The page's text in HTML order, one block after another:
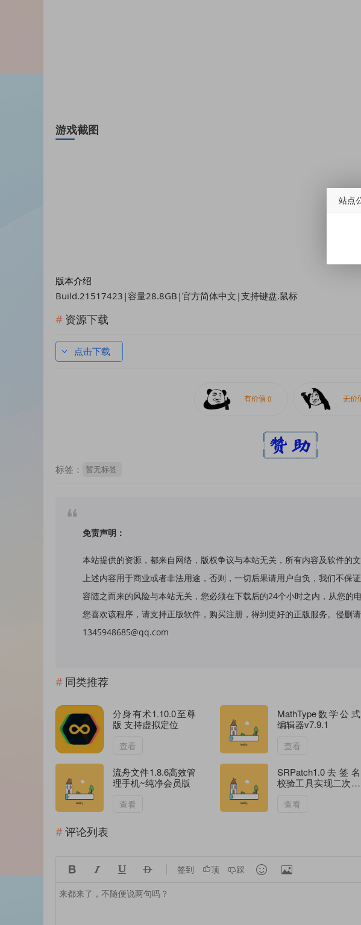
游戏截图
版本介绍
Build.21517423|容量28.8GB|官方简体中文|支持键盘.鼠标
资源下载
点击下载
标签： 暂无标签
免责声明：
本站提供的资源，都来自网络，版权争议与本站无关，所有内容及软件的
上述内容用于商业或者非法用途，否则，一切后果请用户自负，我们不保
容随之而来的风险与本站无关，您必须在下载后的24个小时之内，从您的
您喜欢该程序，请支持正版软件，购买注册，得到更好的正版服务。侵删
1345948685@qq.com
同类推荐
分身有术1.10.0至尊
版 支持虚拟定位
查看
MathType数学公式
编辑器v7.9.1
查看
流舟文件1.8.6高效管
理手机~纯净会员版
查看
SRPatch1.0去签名
校验工具实现二次修
查看
评论列表
    签到 顶 踩  
站点